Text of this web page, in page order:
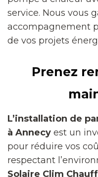
service. Nous vous
accompagnement
de vos projets
Prenez
L’installation de
à Annecy est un
pour réduire vos
respectant
Solaire Clim